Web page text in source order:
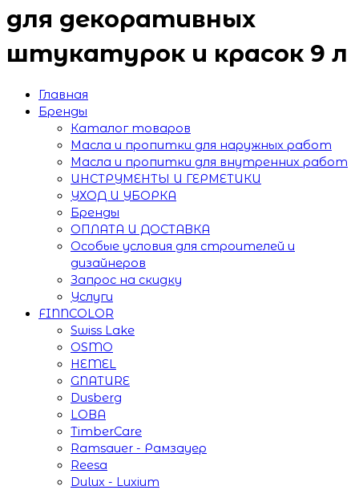
для декоративных
штукатурок и красок 9 л
Главная
Бренды
Каталог товаров
Масла и пропитки для наружных работ
Масла и пропитки для внутренних работ
ИНСТРУМЕНТЫ И ГЕРМЕТИКИ
УХОД И УБОРКА
Бренды
ОПЛАТА И ДОСТАВКА
Особые условия для строителей и
дизайнеров
Запрос на скидку
Услуги
FINNCOLOR
Swiss Lake
OSMO
HEMEL
GNATURE
Dusberg
LOBA
TimberCare
Ramsauer - Рамзауер
Reesa
Dulux - Luxium